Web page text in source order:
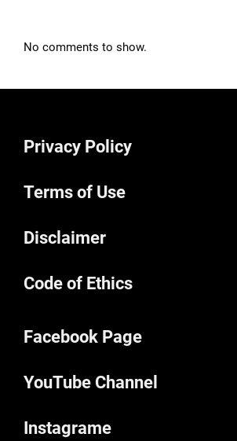
No comments to show.
Privacy Policy
Terms of Use
Disclaimer
Code of Ethics
Facebook Page
YouTube Channel
Instagrame